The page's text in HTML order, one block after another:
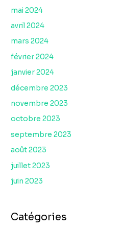
mai 2024
avril 2024
mars 2024
février 2024
janvier 2024
décembre 2023
novembre 2023
octobre 2023
septembre 2023
août 2023
juillet 2023
juin 2023
Catégories